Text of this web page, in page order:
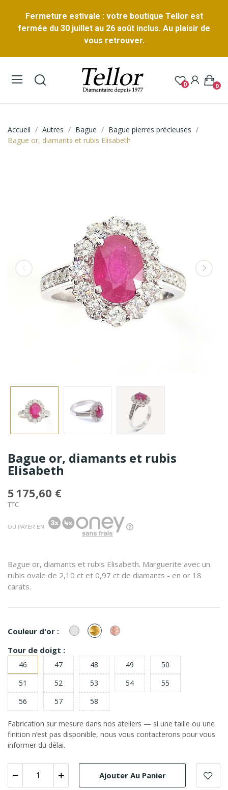
Fermeture estivale : votre boutique Tellor est
fermée du 30 juillet au 26 août inclus. Au plaisir de
vous retrouver.
0 0
Accueil Autres Bague
Bague pierres précieuses
Bague or, diamants et rubis Elisabeth
Bague or, diamants et rubis
Elisabeth
5 175,60 €
TTC
OU PAYER EN
Bague or, diamants et rubis Elisabeth. Marguerite avec un
rubis ovale de 2,10 ct et 0,97 ct de diamants - en or 18
carats.
Couleur d'or : or
Blanc
or
Jaune
or
Rose
Tour de doigt :
46 47 48 49
50
51
52 53 54
55
56
57 58
Fabrication sur mesure dans nos ateliers — si une taille ou une
finition n’est pas disponible, nous vous contacterons pour vous
informer du délai.
Ajouter Au Panier